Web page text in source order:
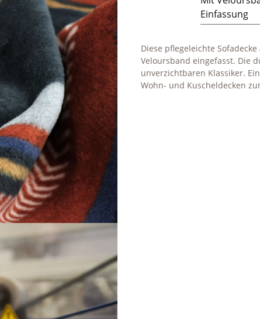
Einfassung
Diese pflegeleichte
Veloursband eingefasst. Die
unverzichtbaren Klassiker.
Wohn- und Kuscheldecken